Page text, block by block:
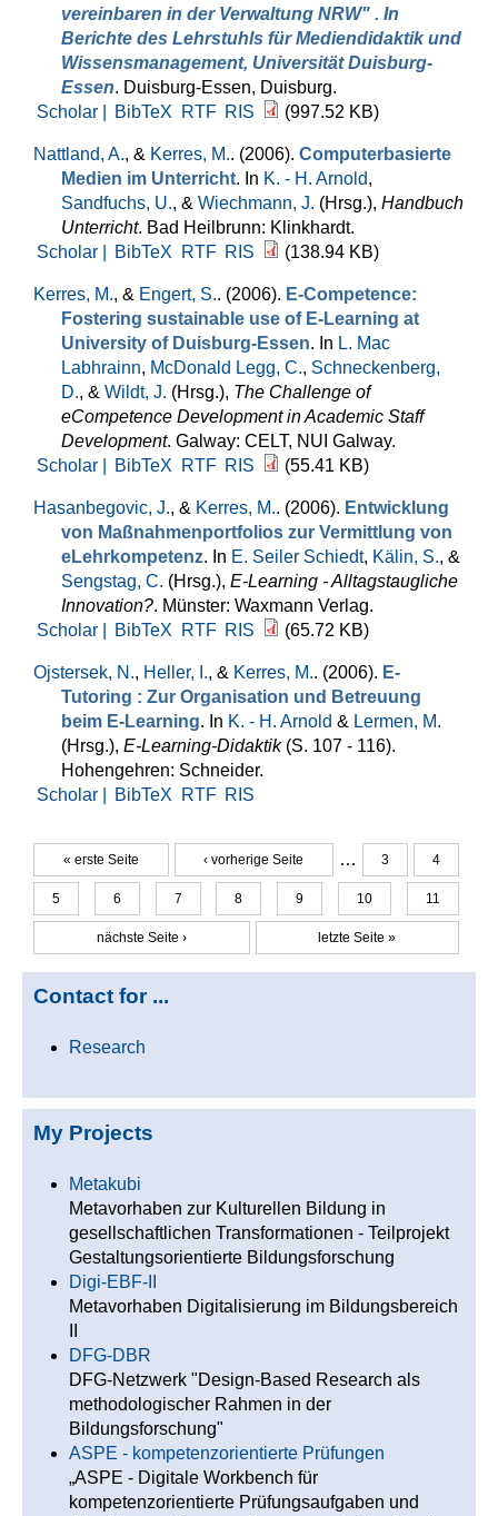
vereinbaren in der Verwaltung NRW" . In
Berichte des Lehrstuhls für Mediendidaktik und
Wissensmanagement, Universität Duisburg-
Essen. Duisburg-Essen, Duisburg.
Scholar |
BibTeX RTF RIS (997.52 KB)
Nattland, A., & Kerres, M.. (2006). Computerbasierte
Medien im Unterricht. In K. - H. Arnold,
Sandfuchs, U., & Wiechmann, J. (Hrsg.), Handbuch
Unterricht. Bad Heilbrunn: Klinkhardt.
Scholar |
BibTeX RTF RIS (138.94 KB)
Kerres, M., & Engert, S.. (2006). E-Competence:
Fostering sustainable use of E-Learning at
University of Duisburg-Essen. In L. Mac
Labhrainn, McDonald Legg, C., Schneckenberg,
D., & Wildt, J. (Hrsg.), The Challenge of
eCompetence Development in Academic Staff
Development. Galway: CELT, NUI Galway.
Scholar |
BibTeX RTF RIS (55.41 KB)
Hasanbegovic, J., & Kerres, M.. (2006). Entwicklung
von Maßnahmenportfolios zur Vermittlung von
eLehrkompetenz. In E. Seiler Schiedt, Kälin, S., &
Sengstag, C. (Hrsg.), E-Learning - Alltagstaugliche
Innovation?. Münster: Waxmann Verlag.
Scholar |
BibTeX RTF RIS (65.72 KB)
Ojstersek, N., Heller, I., & Kerres, M.. (2006). E-
Tutoring : Zur Organisation und Betreuung
beim E-Learning. In K. - H. Arnold & Lermen, M.
(Hrsg.), E-Learning-Didaktik (S. 107 - 116).
Hohengehren: Schneider.
Scholar |
BibTeX RTF RIS
Seiten
« erste Seite ‹ vorherige Seite … 3 4
5 6 7 8 9 10 11
nächste Seite › letzte Seite »
Contact for ...
Research
My Projects
Metakubi
Metavorhaben zur Kulturellen Bildung in
gesellschaftlichen Transformationen - Teilprojekt
Gestaltungsorientierte Bildungsforschung
Digi-EBF-II
Metavorhaben Digitalisierung im Bildungsbereich
DFG-DBR
DFG-Netzwerk "Design-Based Research als
methodologischer Rahmen in der
Bildungsforschung"
ASPE - kompetenzorientierte Prüfungen
„ASPE - Digitale Workbench für
kompetenzorientierte Prüfungsaufgaben und